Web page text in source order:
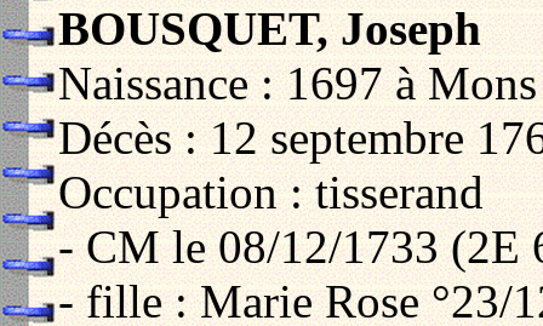
BOUSQUET, Joseph
Naissance : 1697 à
Décès : 12 septembre
Occupation : tisserand
- CM le 08/12/1733 (2E
- fille : Marie Rose °23/